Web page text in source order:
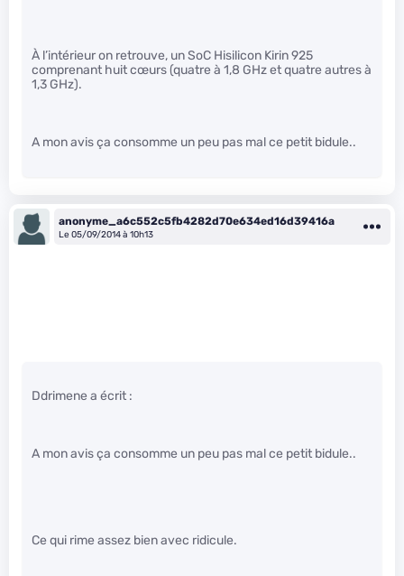
À l’intérieur on retrouve, un SoC Hisilicon Kirin 925
comprenant huit cœurs (quatre à 1,8 GHz et quatre autres à
1,3 GHz).
A mon avis ça consomme un peu pas mal ce petit bidule..
anonyme_a6c552c5fb4282d70e634ed16d39416a
Le 05/09/2014 à 10h13
Ddrimene a écrit :
A mon avis ça consomme un peu pas mal ce petit bidule..
Ce qui rime assez bien avec ridicule.